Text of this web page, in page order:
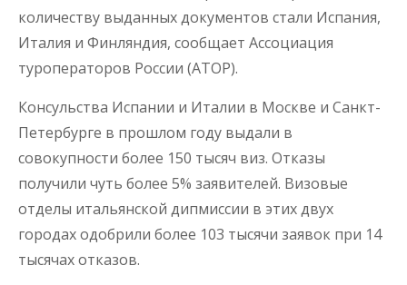
количеству выданных документов стали Испания,
Италия и Финляндия, сообщает Ассоциация
туроператоров России (АТОР).
Консульства Испании и Италии в Москве и Санкт-
Петербурге в прошлом году выдали в
совокупности более 150 тысяч виз. Отказы
получили чуть более 5% заявителей. Визовые
отделы итальянской дипмиссии в этих двух
городах одобрили более 103 тысячи заявок при 14
тысячах отказов.